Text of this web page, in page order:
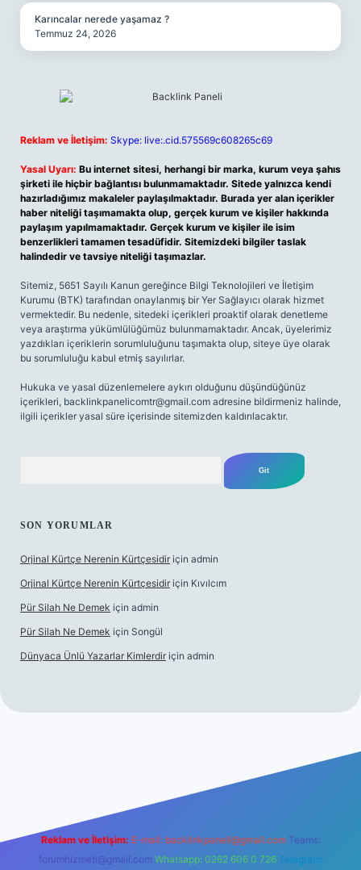
Karıncalar nerede yaşamaz ?
Temmuz 24, 2026
Reklam ve İletişim: Skype: live:.cid.575569c608265c69
Yasal Uyarı: Bu internet sitesi, herhangi bir marka, kurum veya şahıs
şirketi ile hiçbir bağlantısı bulunmamaktadır. Sitede yalnızca kendi
hazırladığımız makaleler paylaşılmaktadır. Burada yer alan içerikler
haber niteliği taşımamakta olup, gerçek kurum ve kişiler hakkında
paylaşım yapılmamaktadır. Gerçek kurum ve kişiler ile isim
benzerlikleri tamamen tesadüfidir. Sitemizdeki bilgiler taslak
halindedir ve tavsiye niteliği taşımazlar.
Sitemiz, 5651 Sayılı Kanun gereğince Bilgi Teknolojileri ve İletişim
Kurumu (BTK) tarafından onaylanmış bir Yer Sağlayıcı olarak hizmet
vermektedir. Bu nedenle, sitedeki içerikleri proaktif olarak denetleme
veya araştırma yükümlülüğümüz bulunmamaktadır. Ancak, üyelerimiz
yazdıkları içeriklerin sorumluluğunu taşımakta olup, siteye üye olarak
bu sorumluluğu kabul etmiş sayılırlar.
Hukuka ve yasal düzenlemelere aykırı olduğunu düşündüğünüz
içerikleri, backlinkpanelicomtr@gmail.com adresine bildirmeniz halinde,
ilgili içerikler yasal süre içerisinde sitemizden kaldırılacaktır.
SON YORUMLAR
Orjinal Kürtçe Nerenin Kürtçesidir için admin
Orjinal Kürtçe Nerenin Kürtçesidir için Kıvılcım
Pür Silah Ne Demek için admin
Pür Silah Ne Demek için Songül
Dünyaca Ünlü Yazarlar Kimlerdir için admin
Reklam ve İletişim: E-mail: backlinkpaneli@gmail.com Teams:
forumhizmeti@gmail.com Whatsapp: 0262 606 0 726 Telegram: